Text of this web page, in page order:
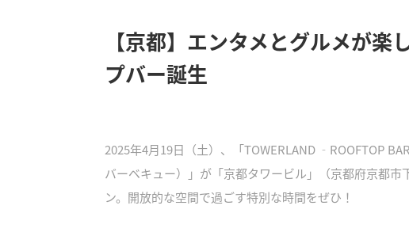
【京都】エンタメとグルメが
プバー誕生
2025年4月19日（土）、「TOWERLAND ‐ROOFTOP
バーベキュー）」が「京都タワービル」（京都府京都
ン。開放的な空間で過ごす特別な時間をぜひ！